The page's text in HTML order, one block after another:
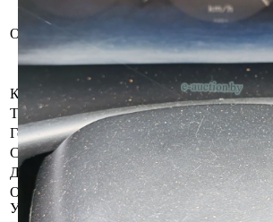
Описание
VIN:
документами)
Имеются повреждения
инструментальном
скрытых дефектов и
Коробка передач
Механическая
Тип кузова
Седан
Год выпуска
1995
Состояние
Комплектность и
Должник
Юзепчук Рустам
Осмотр объекта
Участник электронных торгов обязан до